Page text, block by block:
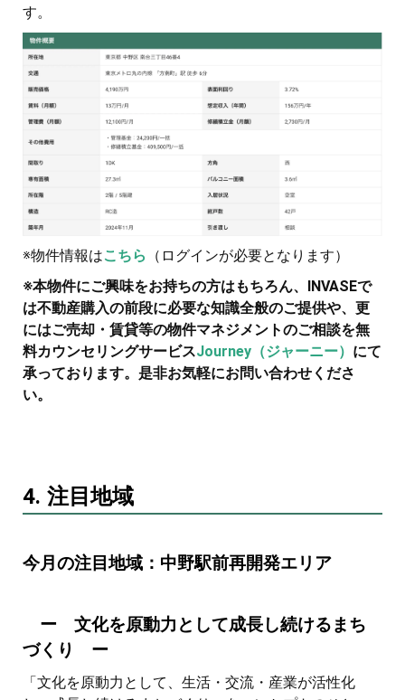
す。
※物件情報はこちら
（ログインが必要となります）
※本物件にご興味をお持ちの方はもちろん、INVASEで
は不動産購入の前段に必要な知識全般のご提供や、更
にはご売却・賃貸等の物件マネジメントのご相談を無
料カウンセリングサービスJourney（ジャーニー） にて
承っております。是非お気軽にお問い合わせくださ
い。
4. 注目地域
今月の注目地域：中野駅前再開発エリア
ー ⽂化を原動⼒として成⻑し続けるまち
づくり ー
「⽂化を原動⼒として、⽣活・交流・産業が活性化